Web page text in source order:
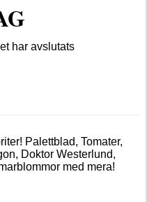
har avslutats
Palettblad, Tomater,
Doktor Westerlund,
med mera!